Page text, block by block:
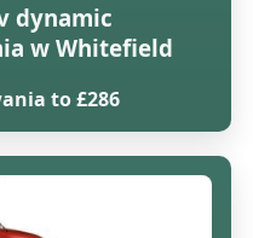
dynamic
w Whitefield
to £286